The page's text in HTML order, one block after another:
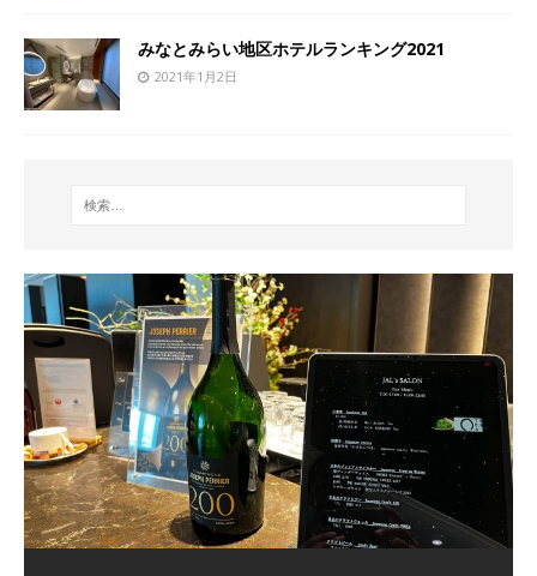
みなとみらい地区ホテルランキング2021
2021年1月2日